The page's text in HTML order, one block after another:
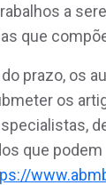
a
que
prazo, os
os
que